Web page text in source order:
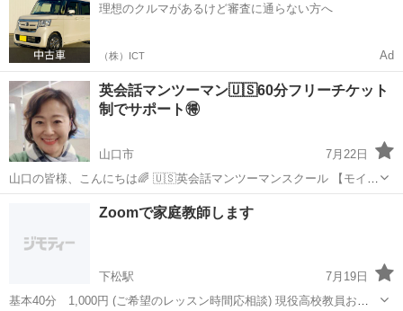
理想のクルマがあるけど審査に通らない方へ
（株）ICT Ad
英会話マンツーマン🇺🇸60分フリーチケット
制でサポート🉐
山口市
7月22日
山口の皆様、こんにちは🌈 🇺🇸英会話マンツーマンスクール 【モイ
ザ】MOIZAと申します🙇‍♂️ 🟣好きな海外アーティストや ハリウッド映
画などで話してる内容を 少しでも字幕なしで理解したい❗️ 🟣何となく
英会話
Zoomで家庭教師します
下松駅
7月19日
基本40分 1,000円 (ご希望のレッスン時間応相談) 現役高校教員およ